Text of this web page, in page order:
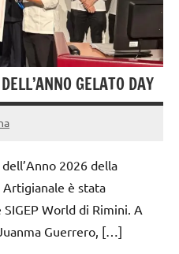
GELATO DAY
2026 della
Artigianale è stata
World di Rimini. A
Guerrero, […]